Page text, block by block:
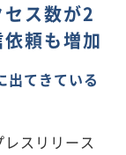
ス数が2
頼も増加
出てきている
スリリース